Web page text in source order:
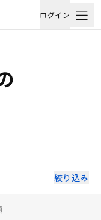
ログイン
絞り込み